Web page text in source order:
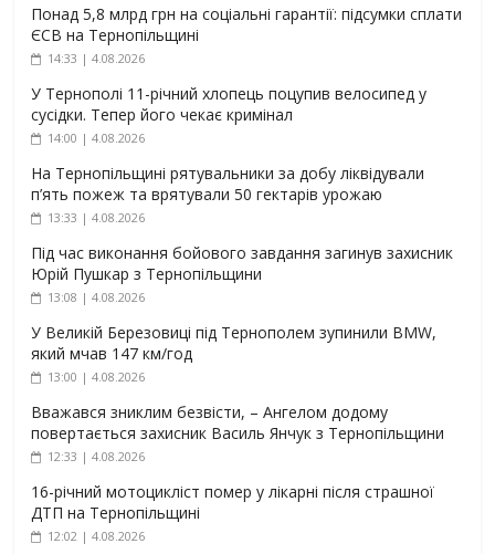
Понад 5,8 млрд грн на соціальні гарантії: підсумки сплати
ЄСВ на Тернопільщині
14:33 | 4.08.2026
У Тернополі 11-річний хлопець поцупив велосипед у
сусідки. Тепер його чекає кримінал
14:00 | 4.08.2026
На Тернопільщині рятувальники за добу ліквідували
п’ять пожеж та врятували 50 гектарів урожаю
13:33 | 4.08.2026
Під час виконання бойового завдання загинув захисник
Юрій Пушкар з Тернопільщини
13:08 | 4.08.2026
У Великій Березовиці під Тернополем зупинили BMW,
який мчав 147 км/год
13:00 | 4.08.2026
Вважався зниклим безвісти, – Ангелом додому
повертається захисник Василь Янчук з Тернопільщини
12:33 | 4.08.2026
16-річний мотоцикліст помер у лікарні після страшної
ДТП на Тернопільщині
12:02 | 4.08.2026